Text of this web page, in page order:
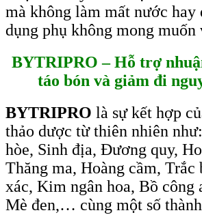
mà không làm mất nước hay
dụng phụ không mong muốn
BYTRIPRO –Hỗ trợ
táo bón và giảm đi
BYTRIPRO là sự kết hợp
thảo dược từ thiên nhiên
hòe, Sinh địa, Đương quy,
Thăng ma, Hoàng cầm, Trắc
xác, Kim ngân hoa, Bồ công
Mè đen,… cùng một số